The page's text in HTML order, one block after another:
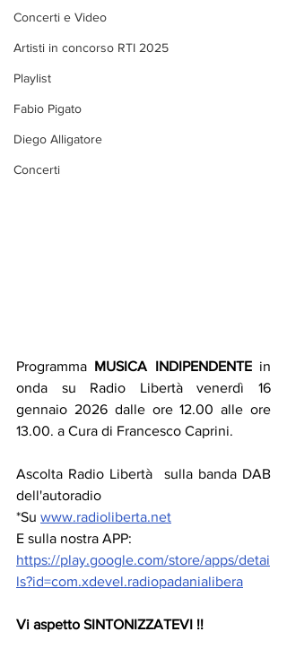
Concerti e Video
Artisti in concorso RTI 2025
Playlist
Fabio Pigato
Diego Alligatore
Concerti
Programma MUSICA INDIPENDENTE in
onda su Radio Libertà venerdì 16
gennaio 2026 dalle ore 12.00 alle ore
13.00. a Cura di Francesco Caprini.
Ascolta Radio Libertà  sulla banda DAB
dell'autoradio
*Su www.radioliberta.net
E sulla nostra APP:
https://play.google.com/store/apps/detai
ls?id=com.xdevel.radiopadanialibera
Vi aspetto SINTONIZZATEVI !!